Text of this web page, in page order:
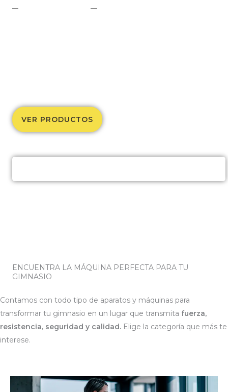
VER PRODUCTOS
ENCUENTRA LA MÁQUINA PERFECTA PARA TU
GIMNASIO
Contamos con todo tipo de aparatos y máquinas para
transformar tu gimnasio en un lugar que transmita fuerza,
resistencia, seguridad y calidad. Elige la categoría que más te
interese.